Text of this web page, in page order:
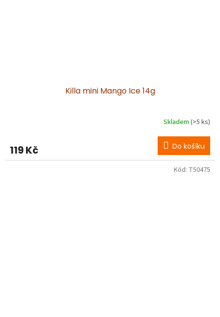
Killa mini Mango Ice 14g
Skladem (>5 ks)
119 Kč Do košíku
Kód: T50475